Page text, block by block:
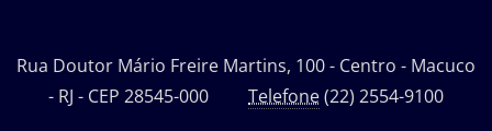
Rua Doutor Mário Freire Martins, 100 - Centro - Macuco
- RJ - CEP 28545-000 Telefone(22) 2554-9100